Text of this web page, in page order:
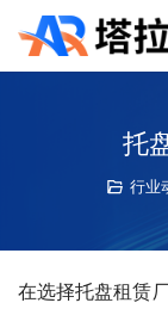
托
行业
在选择托盘租赁